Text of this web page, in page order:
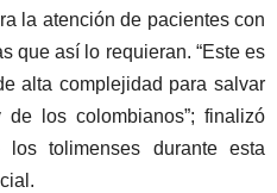
la atención de pacientes con
que así lo requieran. “Este es
alta complejidad para salvar
los colombianos”; finalizó
tolimenses durante esta